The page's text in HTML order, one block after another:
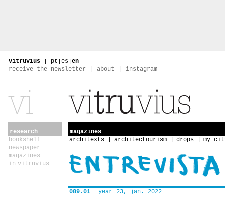
vitruvius | pt | es | en
receive the newsletter
about instagram
research
bookshelf
newspaper
magazines
in vitruvius
magazines
architexts
architectourism drops my
089.01 year 23, jan. 2022